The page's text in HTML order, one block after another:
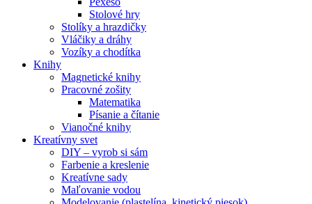
Stolové hry
Stolíky a hrazdičky
Vláčiky a dráhy
Vozíky a chodítka
Knihy
Magnetické knihy
Pracovné zošity
Matematika
Písanie a čítanie
Vianočné knihy
Kreatívny svet
DIY – vyrob si sám
Farbenie a kreslenie
Kreatívne sady
Maľovanie vodou